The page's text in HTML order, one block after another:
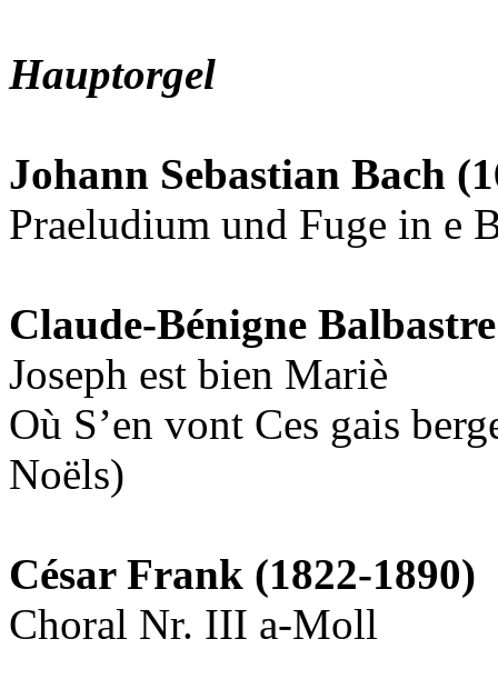
Hauptorgel
Johann Sebastian Bach
Praeludium und Fuge in e
Claude-Bénigne
Joseph est bien Mariè
Où S’en vont Ces gais
Noëls)
César Frank (1822-1890)
Choral Nr. III a-Moll